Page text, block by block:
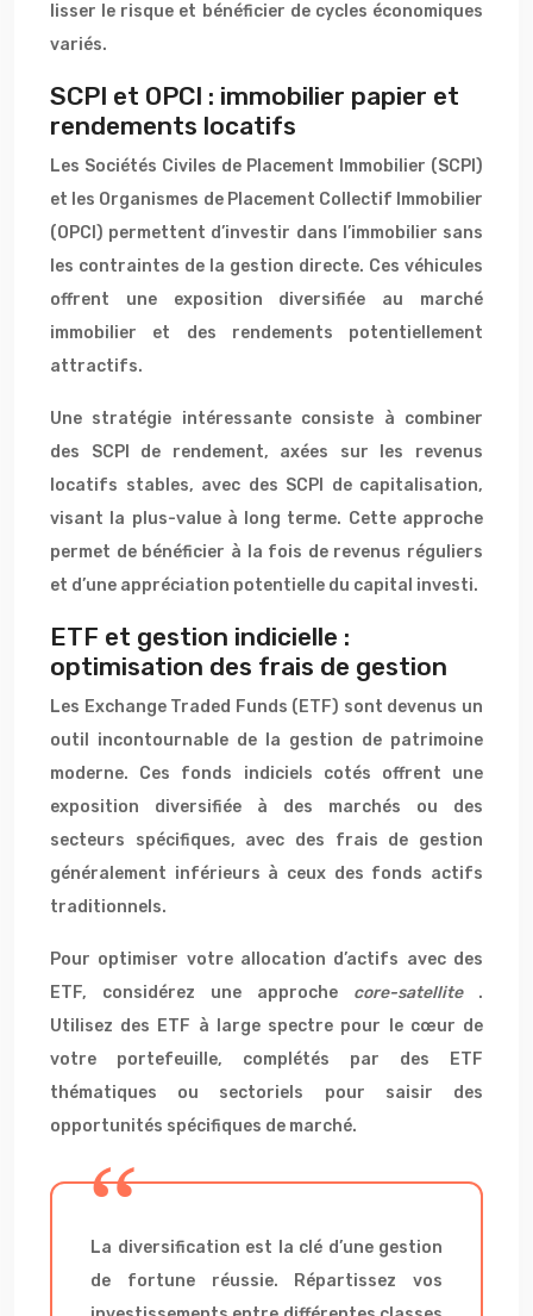
lisser le risque et bénéficier de cycles économiques
variés.
SCPI et OPCI : immobilier papier et
rendements locatifs
Les Sociétés Civiles de Placement Immobilier (SCPI)
et les Organismes de Placement Collectif Immobilier
(OPCI) permettent d’investir dans l’immobilier sans
les contraintes de la gestion directe. Ces véhicules
offrent une exposition diversifiée au marché
immobilier et des rendements potentiellement
attractifs.
Une stratégie intéressante consiste à combiner
des SCPI de rendement, axées sur les revenus
locatifs stables, avec des SCPI de capitalisation,
visant la plus-value à long terme. Cette approche
permet de bénéficier à la fois de revenus réguliers
et d’une appréciation potentielle du capital investi.
ETF et gestion indicielle :
optimisation des frais de gestion
Les Exchange Traded Funds (ETF) sont devenus un
outil incontournable de la gestion de patrimoine
moderne. Ces fonds indiciels cotés offrent une
exposition diversifiée à des marchés ou des
secteurs spécifiques, avec des frais de gestion
généralement inférieurs à ceux des fonds actifs
traditionnels.
Pour optimiser votre allocation d’actifs avec des
ETF, considérez une approche core-satellite .
Utilisez des ETF à large spectre pour le cœur de
votre portefeuille, complétés par des ETF
thématiques ou sectoriels pour saisir des
opportunités spécifiques de marché.
La diversification est la clé d’une gestion
de fortune réussie. Répartissez vos